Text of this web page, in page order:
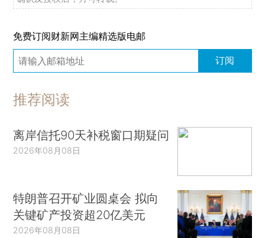
免费订阅财新网主编精选版电邮
订阅
推荐阅读
离岸信托90天补税窗口期疑问
2026年08月08日
特朗普召开矿业圆桌会 拟向
关键矿产投资超20亿美元
2026年08月08日